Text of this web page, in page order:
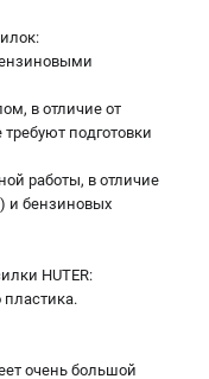
в отличие от
подготовки
работы, в отличие
и бензиновых
HUTER:
пластика.
очень большой